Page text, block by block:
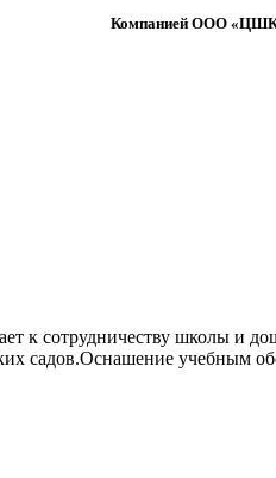
Компанией ООО «ЦШК»
к сотрудничеству школы и
садов.Оснашение учебным